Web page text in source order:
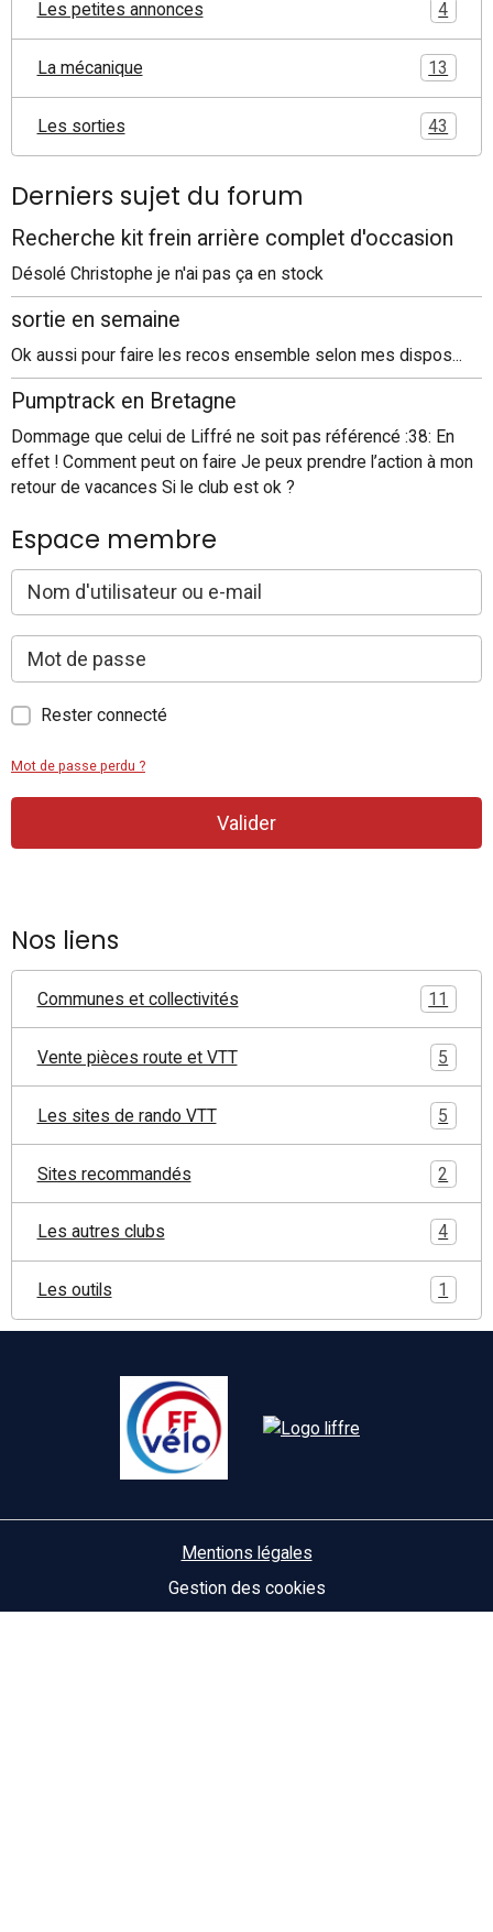
Les petites annonces 4
La mécanique 13
Les sorties 43
Derniers sujet du forum
Recherche kit frein arrière complet d'occasion
Désolé Christophe je n'ai pas ça en stock
sortie en semaine
Ok aussi pour faire les recos ensemble selon mes dispos...
Pumptrack en Bretagne
Dommage que celui de Liffré ne soit pas référencé :38: En
effet ! Comment peut on faire Je peux prendre l’action à mon
retour de vacances Si le club est ok ?
Espace membre
Rester connecté
Mot de passe perdu ?
Valider
Nos liens
Communes et collectivités 11
Vente pièces route et VTT 5
Les sites de rando VTT 5
Sites recommandés 2
Les autres clubs 4
Les outils 1
Mentions légales
Gestion des cookies